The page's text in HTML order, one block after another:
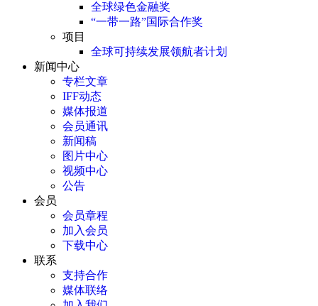
全球绿色金融奖
“一带一路”国际合作奖
项目
全球可持续发展领航者计划
新闻中心
专栏文章
IFF动态
媒体报道
会员通讯
新闻稿
图片中心
视频中心
公告
会员
会员章程
加入会员
下载中心
联系
支持合作
媒体联络